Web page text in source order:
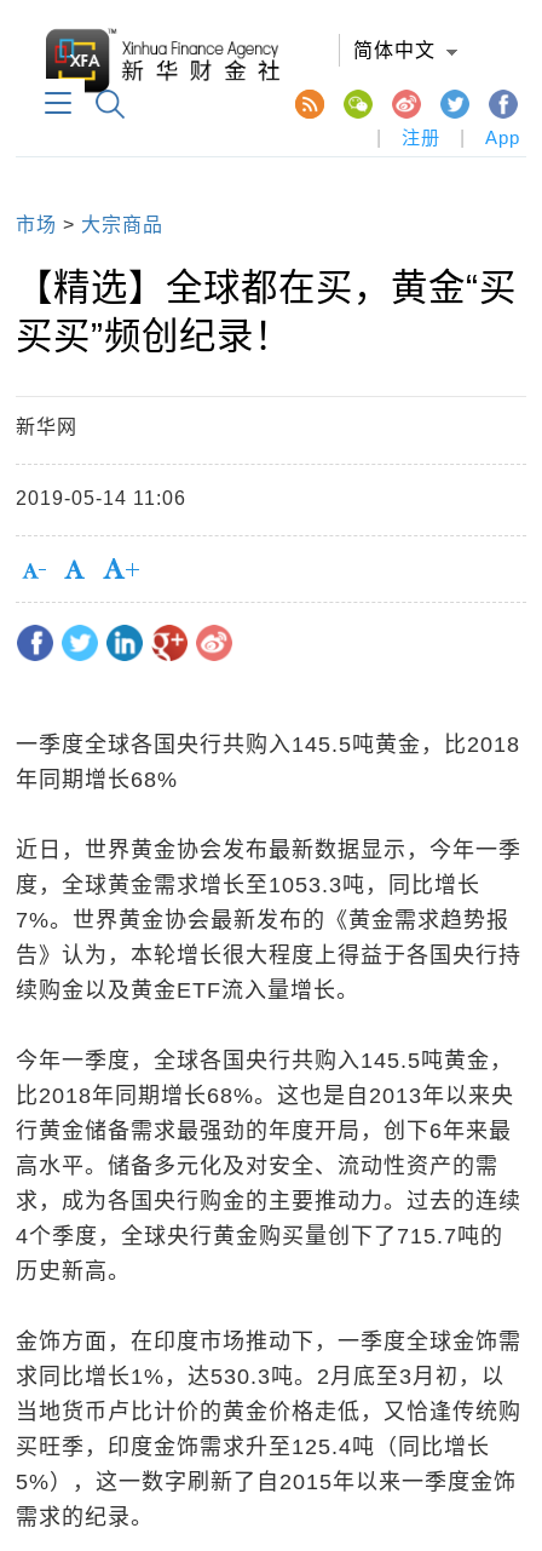
简体中文
注册 App
市场 > 大宗商品
【精选】全球都在买，黄金“买
买买”频创纪录！
新华网
2019-05-14 11:06
一季度全球各国央行共购入145.5吨黄金，比2018
年同期增长68%
近日，世界黄金协会发布最新数据显示，今年一季
度，全球黄金需求增长至1053.3吨，同比增长
7%。世界黄金协会最新发布的《黄金需求趋势报
告》认为，本轮增长很大程度上得益于各国央行持
续购金以及黄金ETF流入量增长。
今年一季度，全球各国央行共购入145.5吨黄金，
比2018年同期增长68%。这也是自2013年以来央
行黄金储备需求最强劲的年度开局，创下6年来最
高水平。储备多元化及对安全、流动性资产的需
求，成为各国央行购金的主要推动力。过去的连续
4个季度，全球央行黄金购买量创下了715.7吨的
历史新高。
金饰方面，在印度市场推动下，一季度全球金饰需
求同比增长1%，达530.3吨。2月底至3月初，以
当地货币卢比计价的黄金价格走低，又恰逢传统购
买旺季，印度金饰需求升至125.4吨（同比增长
5%），这一数字刷新了自2015年以来一季度金饰
需求的纪录。